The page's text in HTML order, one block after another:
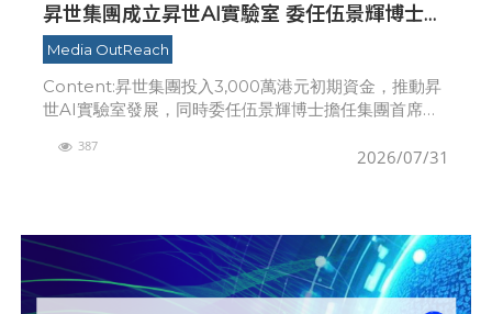
昇世集團成立昇世AI實驗室 委任伍景輝博士為
集團首席科學家 加速AI原生財富管理發展
Media OutReach
Content:昇世集團投入3,000萬港元初期資金，推動昇
世AI實驗室發展，同時委任伍景輝博士擔任集團首席科
2026/07/31
387